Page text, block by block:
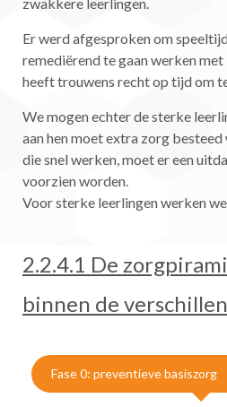
Er werd afgesproken om
remediërend te gaan werken
heeft trouwens recht op tijd om
We mogen echter de sterke
aan hen moet extra zorg
die snel werken, moet er een
voorzien worden.
Voor sterke leerlingen werken
2.2.4.1 De zorg
binnen de
Fase 0: preventieve basiszorg